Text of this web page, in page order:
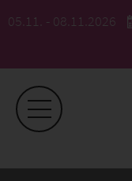
05.11. - 08.11.2026